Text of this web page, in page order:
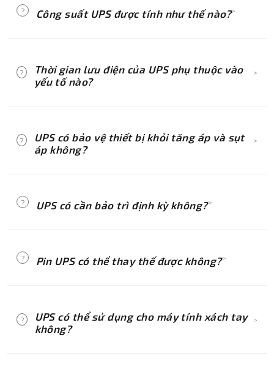
cần thiết (chống sụt áp, tăng áp, hoặc điện
? Công suất UPS được tính như thế nào?>
bằng VA (Volt-Ampere).
?
Thời gian lưu điện của UPS phụ thuộc vào
yếu tố nào?
>
được kết nối.
?
UPS có bảo vệ thiết bị khỏi tăng áp và sụt
áp không?
>
trong khi UPS Offline chỉ cung cấp điện dự
? UPS có cần bảo trì định kỳ không?>
tuổi thọ.
? Pin UPS có thể thay thế được không?>
?
UPS có thể sử dụng cho máy tính xách tay
không?
>